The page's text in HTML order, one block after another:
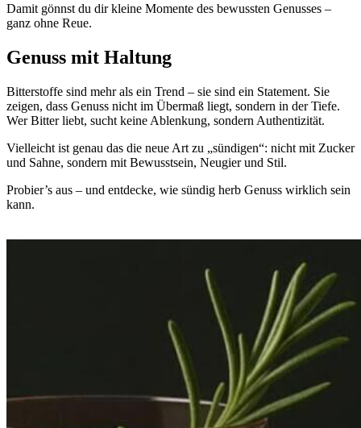
Damit gönnst du dir kleine Momente des bewussten Genusses –
ganz ohne Reue.
Genuss mit Haltung
Bitterstoffe sind mehr als ein Trend – sie sind ein Statement. Sie
zeigen, dass Genuss nicht im Übermaß liegt, sondern in der Tiefe.
Wer Bitter liebt, sucht keine Ablenkung, sondern Authentizität.
Vielleicht ist genau das die neue Art zu „sündigen“: nicht mit Zucker
und Sahne, sondern mit Bewusstsein, Neugier und Stil.
Probier’s aus – und entdecke, wie sündig herb Genuss wirklich sein
kann.